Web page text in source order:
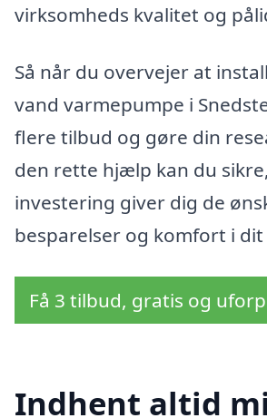
virksomheds kvalitet og
Så når du overvejer at
vand varmepumpe i
flere tilbud og gøre din
den rette hjælp kan du
investering giver dig de
besparelser og komfort i dit
Få 3 tilbud, gratis og
Indhent altid